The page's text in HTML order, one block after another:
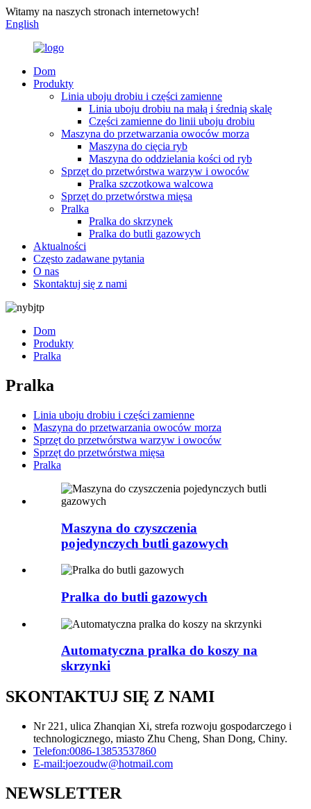
Witamy na naszych stronach internetowych!
English
Dom
Produkty
Linia uboju drobiu i części zamienne
Linia uboju drobiu na małą i średnią skalę
Części zamienne do linii uboju drobiu
Maszyna do przetwarzania owoców morza
Maszyna do cięcia ryb
Maszyna do oddzielania kości od ryb
Sprzęt do przetwórstwa warzyw i owoców
Pralka szczotkowa walcowa
Sprzęt do przetwórstwa mięsa
Pralka
Pralka do skrzynek
Pralka do butli gazowych
Aktualności
Często zadawane pytania
O nas
Skontaktuj się z nami
Dom
Produkty
Pralka
Pralka
Linia uboju drobiu i części zamienne
Maszyna do przetwarzania owoców morza
Sprzęt do przetwórstwa warzyw i owoców
Sprzęt do przetwórstwa mięsa
Pralka
Maszyna do czyszczenia
pojedynczych butli gazowych
Pralka do butli gazowych
Automatyczna pralka do koszy na
skrzynki
SKONTAKTUJ SIĘ Z NAMI
Nr 221, ulica Zhanqian Xi, strefa rozwoju gospodarczego i
technologicznego, miasto Zhu Cheng, Shan Dong, Chiny.
Telefon:0086-13853537860
E-mail:joezoudw@hotmail.com
NEWSLETTER